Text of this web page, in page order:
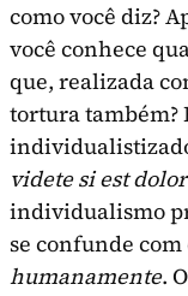
como você diz?
você conhece
que, realizada
tortura também?
videte si est
individualismo
se confunde com
humanamente.